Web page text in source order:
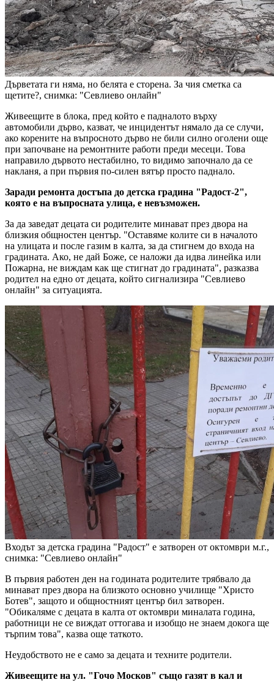
Дърветата ги няма, но белята е сторена. За чия сметка са
щетите?, снимка: "Севлиево онлайн"
Живеещите в блока, пред който е падналото върху
автомобили дърво, казват, че инцидентът нямало да се случи,
ако корените на въпросното дърво не били силно оголени още
при започване на ремонтните работи преди месеци. Това
направило дървото нестабилно, то видимо започнало да се
накланя, а при първия по-силен вятър просто паднало.
Заради ремонта достъпа до детска градина "Радост-2",
която е на въпросната улица, е невъзможен.
За да заведат децата си родителите минават през двора на
близкия общностен център. "Оставяме колите си в началото
на улицата и после газим в калта, за да стигнем до входа на
градината. Ако, не дай Боже, се наложи да идва линейка или
Пожарна, не виждам как ще стигнат до градината", разказва
родител на едно от децата, който сигнализира "Севлиево
онлайн" за ситуацията.
Входът за детска градина "Радост" е затворен от октомври м.г.,
снимка: "Севлиево онлайн"
В първия работен ден на годината родителите трябвало да
минават през двора на близкото основно училище "Христо
Ботев", защото и общностният център бил затворен.
"Обикаляме с децата в калта от октомври миналата година,
работници не се виждат оттогава и изобщо не знаем докога ще
търпим това", казва още таткото.
Неудобството не е само за децата и техните родители.
Живеещите на ул. "Гочо Москов" също газят в кал и